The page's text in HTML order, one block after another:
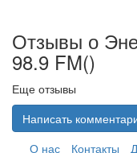
Отзывы о
98.9 FM()
Еще отзывы
Написать
О нас
Контакты